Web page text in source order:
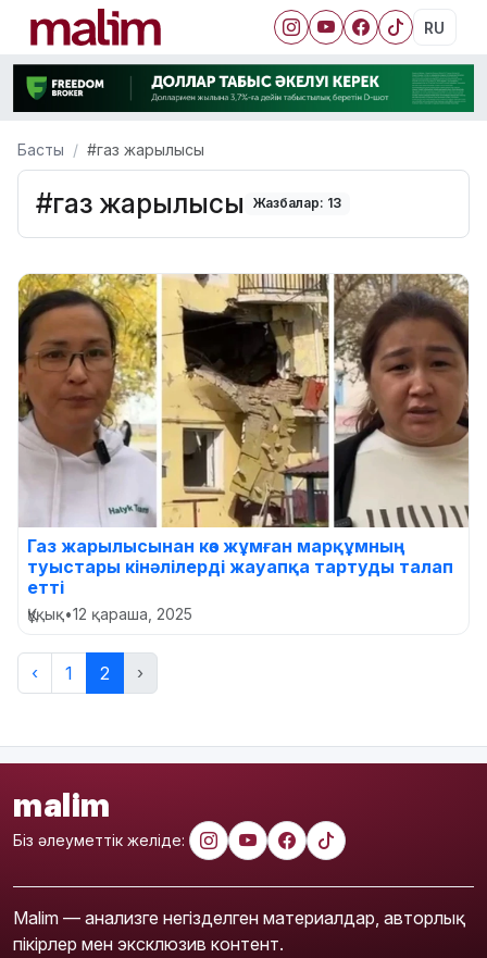
RU
Басты #газ жарылысы
#газ жарылысы Жазбалар: 13
Газ жарылысынан көз жұмған марқұмның
туыстары кінәлілерді жауапқа тартуды талап
етті
Құқық•12 қараша, 2025
‹ 1 2 ›
malim
Біз әлеуметтік желіде:
Malim — анализге негізделген материалдар, авторлық
пікірлер мен эксклюзив контент.